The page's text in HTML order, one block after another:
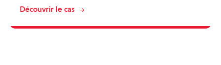
Découvrir le cas